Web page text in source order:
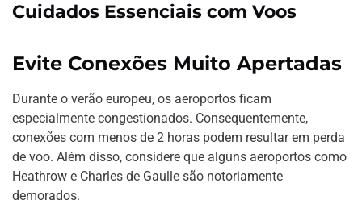
Cuidados Essenciais com Voos
Evite Conexões Muito Apertadas
Durante o verão europeu, os aeroportos ficam
especialmente congestionados. Consequentemente,
conexões com menos de 2 horas podem resultar em perda
de voo. Além disso, considere que alguns aeroportos como
Heathrow e Charles de Gaulle são notoriamente
demorados.